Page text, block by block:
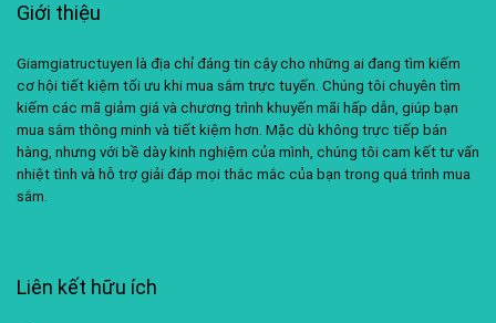
Giới thiệu
Giamgiatructuyen là địa chỉ đáng tin cậy cho những ai đang tìm kiếm
cơ hội tiết kiệm tối ưu khi mua sắm trực tuyến. Chúng tôi chuyên tìm
kiếm các mã giảm giá và chương trình khuyến mãi hấp dẫn, giúp bạn
mua sắm thông minh và tiết kiệm hơn. Mặc dù không trực tiếp bán
hàng, nhưng với bề dày kinh nghiệm của mình, chúng tôi cam kết tư vấn
nhiệt tình và hỗ trợ giải đáp mọi thắc mắc của bạn trong quá trình mua
sắm.
Liên kết hữu ích